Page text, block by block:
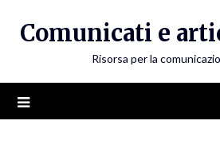
Comunicati e
Risorsa per la